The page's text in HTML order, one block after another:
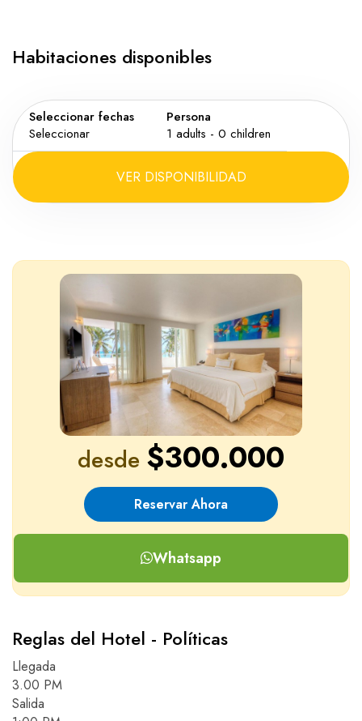
Habitaciones disponibles
Seleccionar fechas
Seleccionar
Persona
1 adults - 0 children
Niño
VER DISPONIBILIDAD
desde $300.000
Reservar Ahora
Whatsapp
Reglas del Hotel - Políticas
Llegada
3.00 PM
Salida